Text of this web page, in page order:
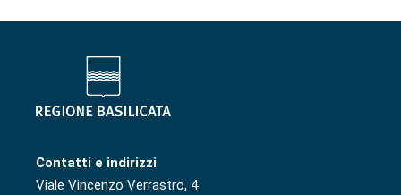
Contatti e indirizzi
Viale Vincenzo Verrastro, 4